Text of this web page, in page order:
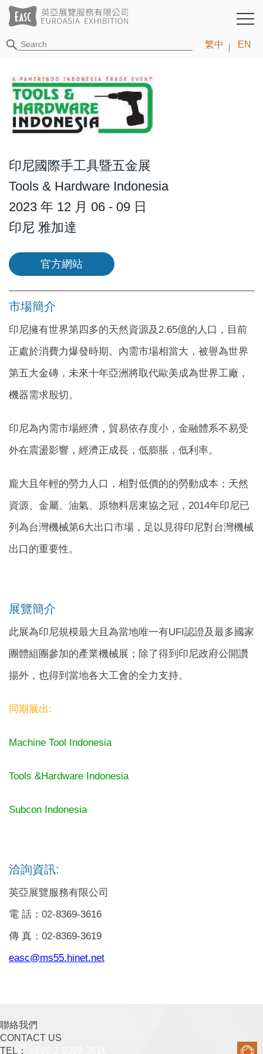
繁中 EN
印尼國際手工具暨五金展
Tools & Hardware Indonesia
2023 年 12 月 06 - 09 日
印尼 雅加達
官方網站
市場簡介
印尼擁有世界第四多的天然資源及2.65億的人口，目前
正處於消費力爆發時期。內需市場相當大，被譽為世界
第五大金磚，未來十年亞洲將取代歐美成為世界工廠，
機器需求殷切。
印尼為內需市場經濟，貿易依存度小，金融體系不易受
外在震盪影響，經濟正成長，低膨脹，低利率。
龐大且年輕的勞力人口，相對低價的的勞動成本；天然
資源、金屬、油氣、原物料居東協之冠，2014年印尼已
列為台灣機械第6大出口市場，足以見得印尼對台灣機械
出口的重要性。
展覽簡介
此展為印尼規模最大且為當地唯一有UFI認證及最多國家
團體組團參加的產業機械展；除了得到印尼政府公開讚
揚外，也得到當地各大工會的全力支持。
同期展出:
Machine Tool Indonesia
Tools &Hardware Indonesia
Subcon Indonesia
洽詢資訊:
英亞展覽服務有限公司
電 話：02-8369-3616
傳 真：02-8369-3619
easc@ms55.hinet.net
聯絡我們
CONTACT US
TEL：